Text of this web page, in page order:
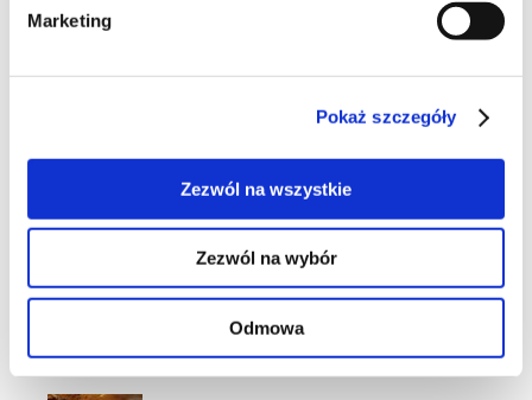
Marketing
Pokaż szczegóły
Zezwól na wszystkie
Zezwól na wybór
Odmowa
9
Moje ulubione